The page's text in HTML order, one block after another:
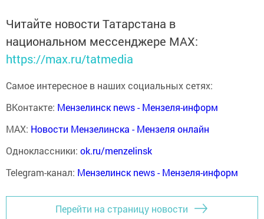
Читайте новости Татарстана в
национальном мессенджере MАХ:
https://max.ru/tatmedia
Самое интересное в наших социальных сетях:
ВКонтакте: Мензелинск news - Мензеля-информ
MAX: Новости Мензелинска - Мензеля онлайн
Одноклассники: ok.ru/menzelinsk
Telegram-канал: Мензелинск news - Мензеля-информ
Перейти на страницу новости